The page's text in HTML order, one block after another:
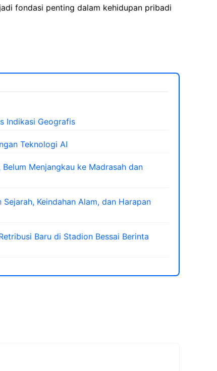
fondasi penting dalam kehidupan pribadi
Indikasi Geografis
Teknologi AI
Menjangkau ke Madrasah dan
Keindahan Alam, dan Harapan
Baru di Stadion Bessai Berinta